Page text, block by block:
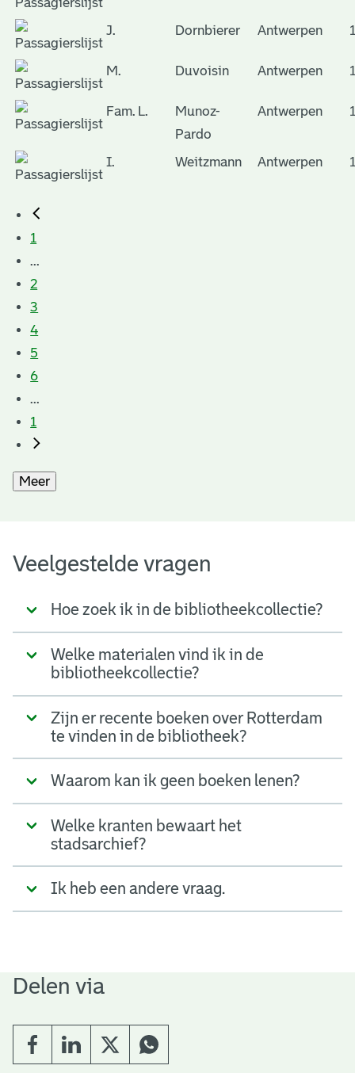
J. Dornbierer Antwerpen
M. Duvoisin Antwerpen
Fam. L.
Munoz-
Pardo
Antwerpen
I. Weitzmann Antwerpen
1
...
2
3
4
5
6
...
1
Meer
Veelgestelde vragen
Hoe zoek ik in de bibliotheekcollectie?
Welke materialen vind ik in de
bibliotheekcollectie?
Zijn er recente boeken over Rotterdam
te vinden in de bibliotheek?
Waarom kan ik geen boeken lenen?
Welke kranten bewaart het
stadsarchief?
Ik heb een andere vraag.
Delen via